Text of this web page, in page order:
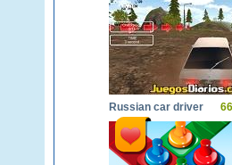
Russian car driver